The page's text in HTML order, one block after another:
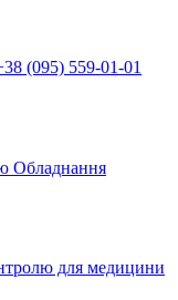
(095) 559-01-01
Обладнання
для медицини